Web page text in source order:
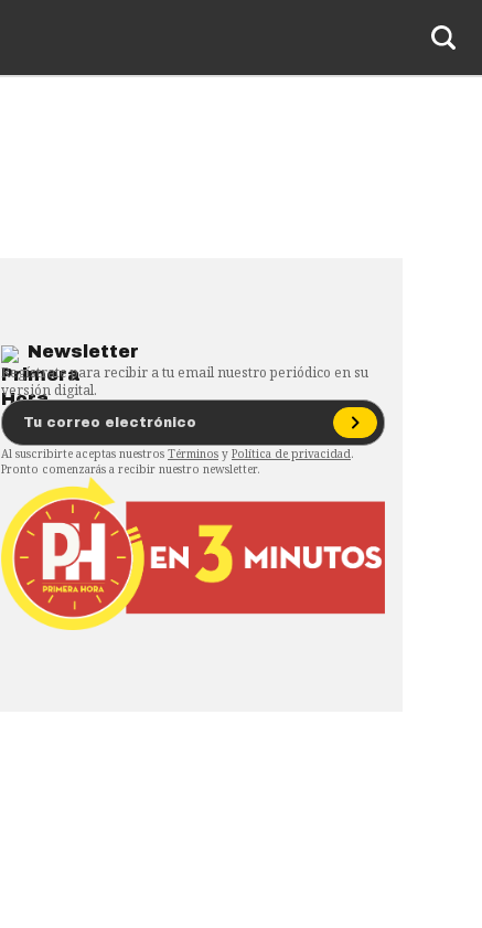
Newsletter
Regístrate para recibir a tu email nuestro periódico en su
versión digital.
Al suscribirte aceptas nuestros Términos y Política de privacidad.
Pronto comenzarás a recibir nuestro newsletter.